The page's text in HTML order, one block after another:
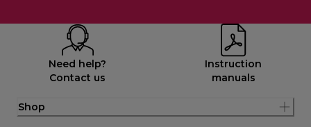
Need help?
Contact us
Instruction
manuals
Shop